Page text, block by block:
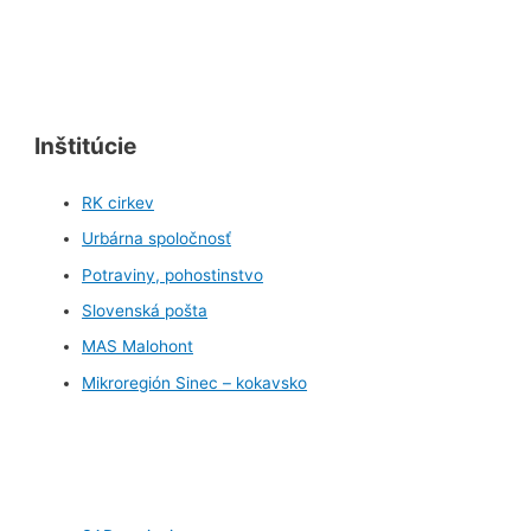
Inštitúcie
RK cirkev
Urbárna spoločnosť
Potraviny, pohostinstvo
Slovenská pošta
MAS Malohont
Mikroregión Sinec – kokavsko